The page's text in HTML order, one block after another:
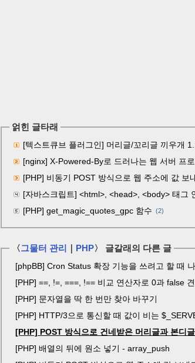
얽힌 글타래
[텍스트큐브 플러그인] 머리글/꼬리글 끼우개
[nginx] X-Powered-By로 드러나는 웹 서버 프
[PHP] 비동기 POST 방식으로 웹 주소에 값
[자바스크립트] <html>, <head>, <body> 태그
[PHP] get_magic_quotes_gpc 함수 (2)
〈그물터 관리 PHP〉 글갈래의 다른 글
[phpBB] Cron Status 확장 기능을 쓰려고 할 때
[PHP] ==, !=, ===, !== 비교 연산자로 0과 false
[PHP] 문자열을 딱 한 번만 찾아 바꾸기
[PHP] HTTP/3으로 통신할 때 값이 비는
[PHP] POST 방식으로 건네받은 머리글과 본디글
[PHP] 배열의 뒤에 원소 넣기 - array_push